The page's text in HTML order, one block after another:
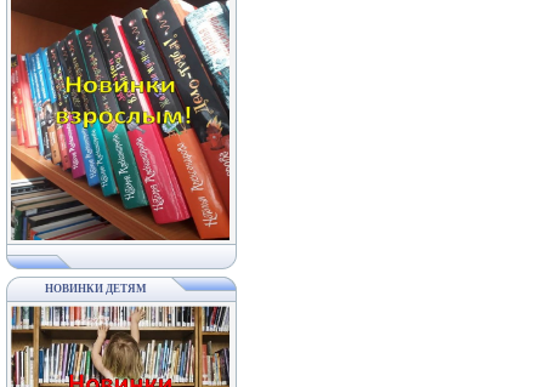
02.04 11-00 Ф№6
Литературный праздник
«Полистаем смешные странички»
(в рамках Межрегиональной акции
«Громкая хлопая в ладоши» к 75-
летию М. Яснова)
02.04 11-00 Ф№7
День громкого чтения «Громко
хлопая в ладоши…» (75 лет со дня
рождения М. Яснова)
02.04 11-00 Ф№3
Литературная гостиная «Вместе с
книгой мы растем» (в рамках
Межрегиональной акции «Громкая
хлопая в ладоши»)
03.04; 10.04; 17.04; 24.04 11-30 ЦБ
Развлекательно-познавательные
мероприятия в рамках проекта
«Веселые субботы»
03.04 12-00 Ф№2
Познавательно-игровой час
«Здравствуйте, пернатые!»
НОВИНКИ ДЕТЯМ